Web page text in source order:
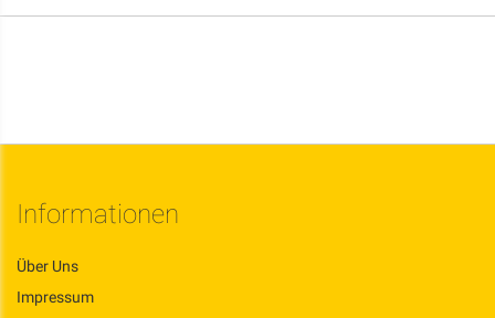
Informationen
Über Uns
Impressum